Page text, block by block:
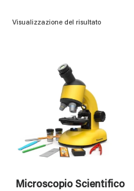
Visualizzazione del risultato
Microscopio Scientifico